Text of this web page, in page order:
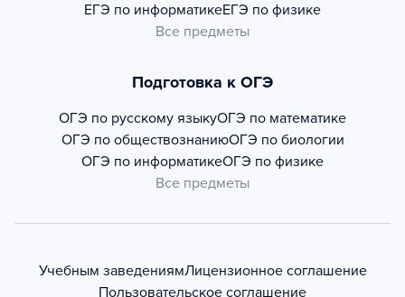
ЕГЭ по информатикеЕГЭ по физике
Все предметы
Подготовка к ОГЭ
ОГЭ по русскому языкуОГЭ по математике
ОГЭ по обществознаниюОГЭ по биологии
ОГЭ по информатикеОГЭ по физике
Все предметы
Учебным заведениямЛицензионное соглашение
Пользовательское соглашение